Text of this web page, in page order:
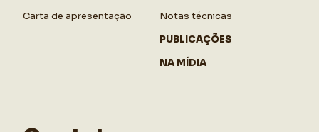
Carta de apresentação
Notas técnicas
PUBLICAÇÕES
NA MÍDIA